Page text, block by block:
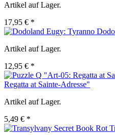
Artikel auf Lager.
17,95 € *
Artikel auf Lager.
12,95 € *
Regatta at Sainte-Adresse"
Artikel auf Lager.
5,49 € *